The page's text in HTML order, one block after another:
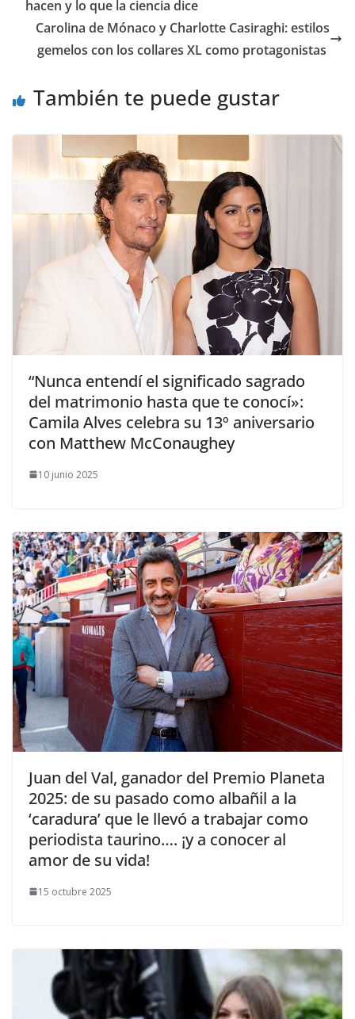
hacen y lo que la ciencia dice
​Carolina de Mónaco y Charlotte Casiraghi: estilos
gemelos con los collares XL como protagonistas
También te puede gustar
​“Nunca entendí el significado sagrado
del matrimonio hasta que te conocí»:
Camila Alves celebra su 13º aniversario
con Matthew McConaughey
10 junio 2025
​Juan del Val, ganador del Premio Planeta
2025: de su pasado como albañil a la
‘caradura’ que le llevó a trabajar como
periodista taurino…. ¡y a conocer al
amor de su vida!
15 octubre 2025